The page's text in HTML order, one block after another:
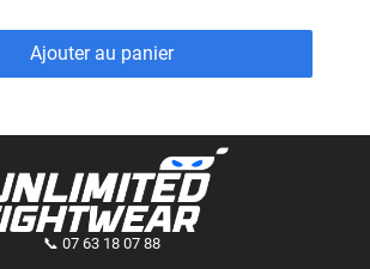
Ajouter au panier
📞 07 63 18 07 88